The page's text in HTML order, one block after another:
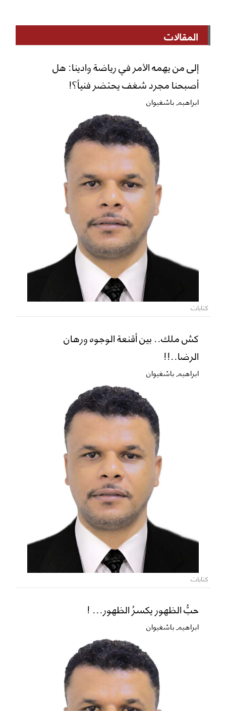
المقالات
إلى من يهمه الأمر في رياضة وادينا: هل
أصبحنا مجرد شغف يحتضر فنياً؟!
ابراهيم باشغيوان
كتابات
كش ملك.. بين أقنعة الوجوه ورهان
الرضا..!!
ابراهيم باشغيوان
كتابات
حبُّ الظهور يكسرُ الظهور... !
ابراهيم باشغيوان